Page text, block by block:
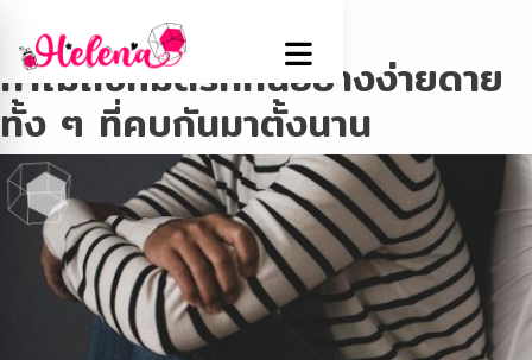
Tag:โดปามีน
ทำไมถึงหมดรักกันอย่างง่ายดาย
ทั้ง ๆ ที่คบกันมาตั้งนาน